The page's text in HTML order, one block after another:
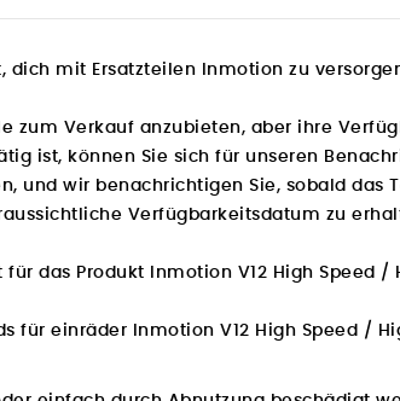
dich mit Ersatzteilen Inmotion zu
zum Verkauf anzubieten, aber ihre
ist, können Sie sich für unseren
und wir benachrichtigen Sie, sobald das
Verfügbarkeitsdatum zu
das Produkt Inmotion V12 High Speed
für einräder Inmotion V12 High Speed /